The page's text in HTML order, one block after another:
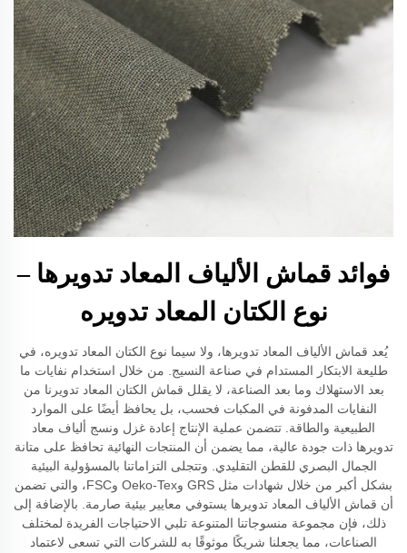
فوائد قماش الألياف المعاد تدويرها –
نوع الكتان المعاد تدويره
يُعد قماش الألياف المعاد تدويرها، ولا سيما نوع الكتان المعاد تدويره، في
طليعة الابتكار المستدام في صناعة النسيج. من خلال استخدام نفايات ما
بعد الاستهلاك وما بعد الصناعة، لا يقلل قماش الكتان المعاد تدويرنا من
النفايات المدفونة في المكبات فحسب، بل يحافظ أيضًا على الموارد
الطبيعية والطاقة. تتضمن عملية الإنتاج إعادة غزل ونسج ألياف معاد
تدويرها ذات جودة عالية، مما يضمن أن المنتجات النهائية تحافظ على متانة
الجمال البصري للقطن التقليدي. وتتجلى التزاماتنا بالمسؤولية البيئية
بشكل أكبر من خلال شهادات مثل GRS وOeko-Tex وFSC، والتي تضمن
أن قماش الألياف المعاد تدويرها يستوفي معايير بيئية صارمة. بالإضافة إلى
ذلك، فإن مجموعة منسوجاتنا المتنوعة تلبي الاحتياجات الفريدة لمختلف
الصناعات، مما يجعلنا شريكًا موثوقًا به للشركات التي تسعى لاعتماد